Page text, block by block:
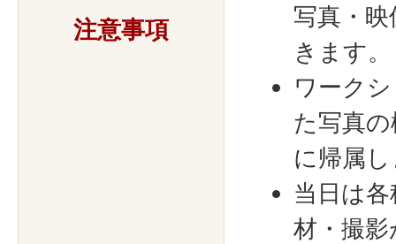
注意事項
写真・
きます。
ワーク
た写真
に帰属
当日は
材・撮